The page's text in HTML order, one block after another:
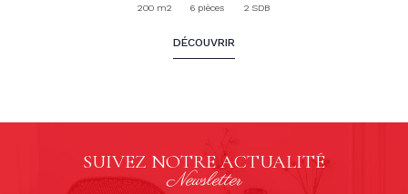
200 m2 6 pièces 2 SDB
DÉCOUVRIR
SUIVEZ NOTRE ACTUALITÉ
Newsletter